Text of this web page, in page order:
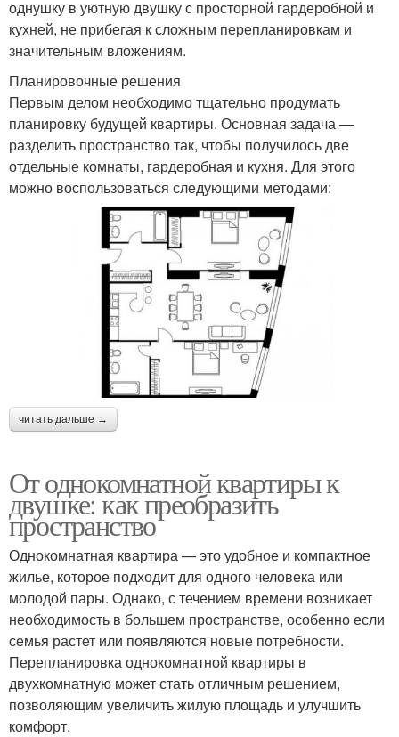
однушку в уютную двушку с просторной гардеробной и
кухней, не прибегая к сложным перепланировкам и
значительным вложениям.
Планировочные решения
Первым делом необходимо тщательно продумать
планировку будущей квартиры. Основная задача —
разделить пространство так, чтобы получилось две
отдельные комнаты, гардеробная и кухня. Для этого
можно воспользоваться следующими методами:
читать дальше →
От однокомнатной квартиры к
двушке: как преобразить
пространство
Однокомнатная квартира — это удобное и компактное
жилье, которое подходит для одного человека или
молодой пары. Однако, с течением времени возникает
необходимость в большем пространстве, особенно если
семья растет или появляются новые потребности.
Перепланировка однокомнатной квартиры в
двухкомнатную может стать отличным решением,
позволяющим увеличить жилую площадь и улучшить
комфорт.